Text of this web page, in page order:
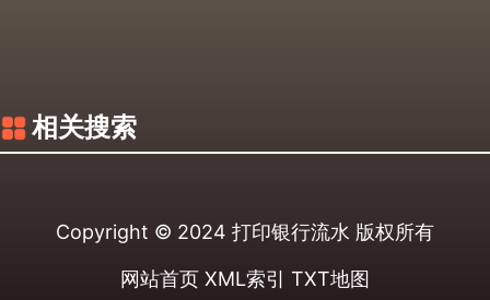
相关搜索
Copyright © 2024 打印银行流水 版权所有
网站首页 XML索引 TXT地图